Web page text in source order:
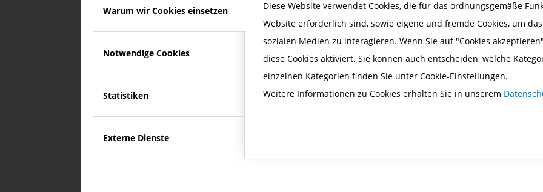
Warum wir Cookies einsetzen
Notwendige Cookies
Statistiken
Externe Dienste
Diese Website verwendet Cookies, die für das ordnungsgemäße
Website erforderlich sind, sowie eigene und fremde Cookies, um
sozialen Medien zu interagieren. Wenn Sie auf "Cookies
diese Cookies aktiviert. Sie können auch entscheiden, welche
einzelnen Kategorien finden Sie unter Cookie-Einstellungen.
Weitere Informationen zu Cookies erhalten Sie in unserem
© alephnull – Fotolia
Eintrag teilen